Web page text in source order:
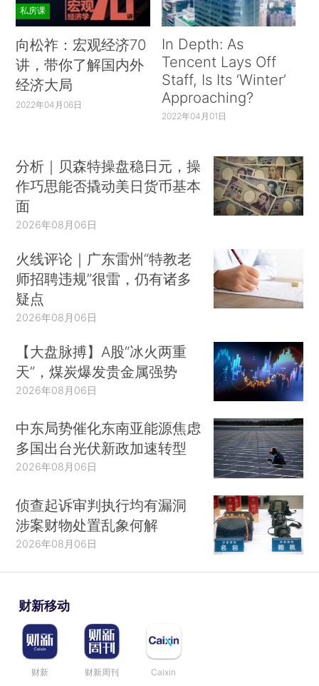
私房课
向松祚：宏观经济70
讲，带你了解国内外
经济大局
2022年04月06日
In Depth: As
Tencent Lays Off
Staff, Is Its ‘Winter’
Approaching?
2022年04月01日
分析｜贝森特操盘稳日元，操
作巧思能否撬动美日货币基本
面
2026年08月06日
火线评论｜广东雷州“特教老
师招聘违规”很雷，仍有诸多
疑点
2026年08月06日
【大盘脉搏】A股“冰火两重
天”，煤炭爆发贵金属强势
2026年08月06日
中东局势催化东南亚能源焦虑
多国出台光伏新政加速转型
2026年08月06日
侦查起诉审判执行均有漏洞
涉案财物处置乱象何解
2026年08月06日
财新移动
财新 财新周刊 Caixin